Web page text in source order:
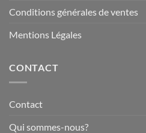
Conditions générales de ventes
Mentions Légales
CONTACT
Contact
Qui sommes-nous?